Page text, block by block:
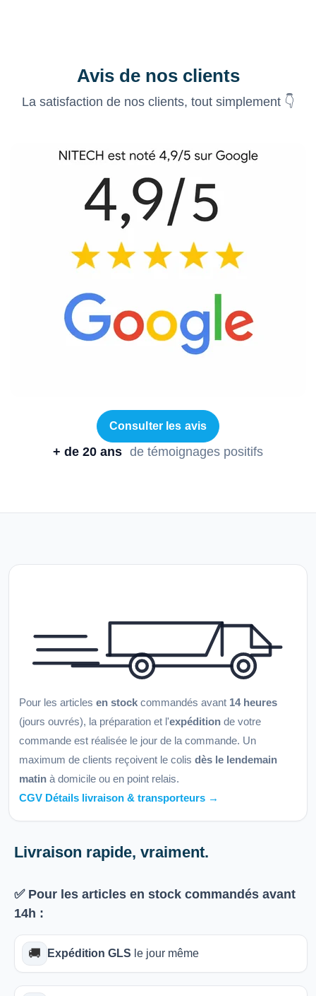
Avis de nos clients
La satisfaction de nos clients, tout simplement 👇
Consulter les avis
+ de 20 ans de témoignages positifs
Pour les articles en stock commandés avant 14 heures
(jours ouvrés), la préparation et l'expédition de votre
commande est réalisée le jour de la commande. Un
maximum de clients reçoivent le colis dès le lendemain
matin à domicile ou en point relais.
CGV Détails livraison & transporteurs →
Livraison rapide, vraiment.
✅ Pour les articles en stock commandés avant
14h :
🚚 Expédition GLS le jour même